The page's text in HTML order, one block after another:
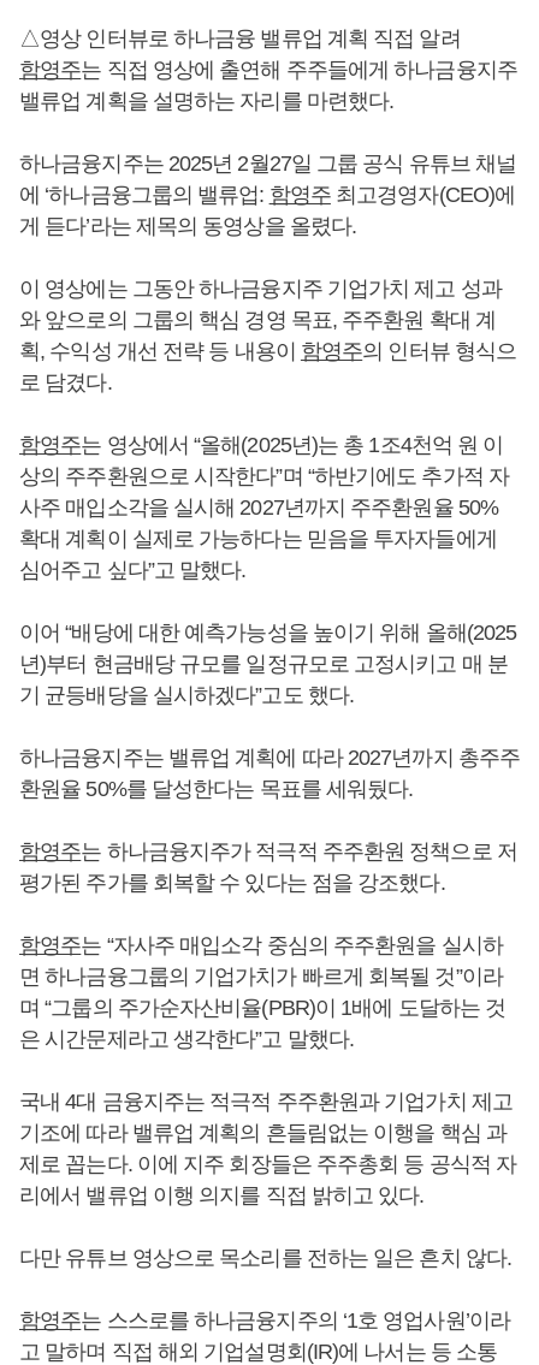
△영상 인터뷰로 하나금융 밸류업 계획 직접 알려
함영주는 직접 영상에 출연해 주주들에게 하나금융지주
밸류업 계획을 설명하는 자리를 마련했다.
하나금융지주는 2025년 2월27일 그룹 공식 유튜브 채널
에 ‘하나금융그룹의 밸류업: 함영주최고경영자(CEO)에
게 듣다’라는 제목의 동영상을 올렸다.
이 영상에는 그동안 하나금융지주 기업가치 제고 성과
와 앞으로의 그룹의 핵심 경영 목표, 주주환원 확대 계
획, 수익성 개선 전략 등 내용이 함영주의 인터뷰 형식으
로 담겼다.
함영주는 영상에서 “올해(2025년)는 총 1조4천억 원 이
상의 주주환원으로 시작한다”며 “하반기에도 추가적 자
사주 매입소각을 실시해 2027년까지 주주환원율 50%
확대 계획이 실제로 가능하다는 믿음을 투자자들에게
심어주고 싶다”고 말했다.
이어 “배당에 대한 예측가능성을 높이기 위해 올해(2025
년)부터 현금배당 규모를 일정규모로 고정시키고 매 분
기 균등배당을 실시하겠다”고도 했다.
하나금융지주는 밸류업 계획에 따라 2027년까지 총주주
환원율 50%를 달성한다는 목표를 세워뒀다.
함영주는 하나금융지주가 적극적 주주환원 정책으로 저
평가된 주가를 회복할 수 있다는 점을 강조했다.
함영주는 “자사주 매입소각 중심의 주주환원을 실시하
면 하나금융그룹의 기업가치가 빠르게 회복될 것”이라
며 “그룹의 주가순자산비율(PBR)이 1배에 도달하는 것
은 시간문제라고 생각한다”고 말했다.
국내 4대 금융지주는 적극적 주주환원과 기업가치 제고
기조에 따라 밸류업 계획의 흔들림없는 이행을 핵심 과
제로 꼽는다. 이에 지주 회장들은 주주총회 등 공식적 자
리에서 밸류업 이행 의지를 직접 밝히고 있다.
다만 유튜브 영상으로 목소리를 전하는 일은 흔치 않다.
함영주는 스스로를 하나금융지주의 ‘1호 영업사원’이라
고 말하며 직접 해외 기업설명회(IR)에 나서는 등 소통